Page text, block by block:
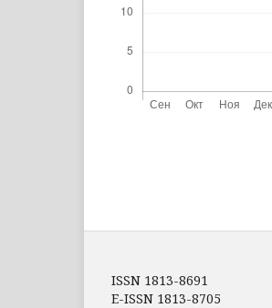
ISSN 1813-8691
E-ISSN 1813-8705